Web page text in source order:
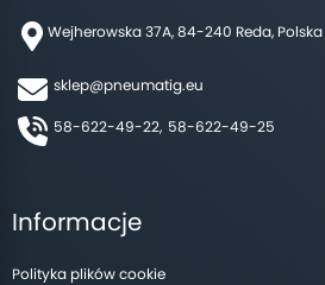
Wejherowska 37A, 84-240 Reda, Polska
sklep@pneumatig.eu
58-622-49-22, 58-622-49-25
Informacje
Polityka plików cookie